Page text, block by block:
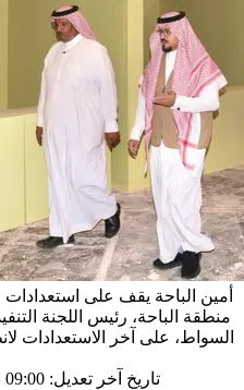
أمين الباحة يقف على
منطقة الباحة، رئيس اللجنة
السواط، على آخر الاستعدادات
تاريخ آخر تعديل: 09:00 ص - 08/03/2026 بتوقيت السعودية